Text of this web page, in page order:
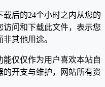
后的24个小时之内从您的
访问和下载此文件，表示您
其他用途。
仅仅作为用户喜欢本站自
开支与维护，网站所有资